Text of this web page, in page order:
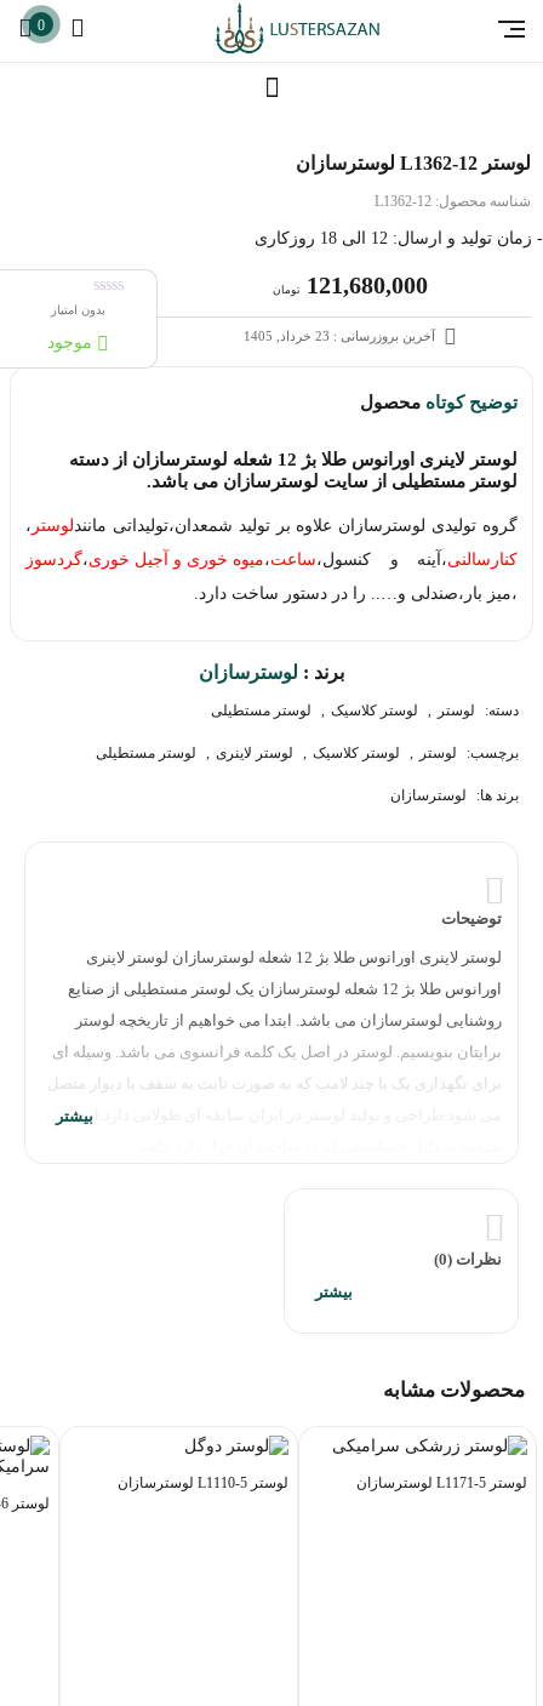
0
لوستر L1362-12 لوسترسازان
شناسه محصول: L1362-12
- زمان تولید و ارسال: 12 الی 18 روزکاری
121,680,000 تومان
آخرین بروزرسانی : 23 خرداد, 1405
بدون امتیاز
موجود
توضیح کوتاه محصول
لوستر لاینری اورانوس طلا بژ 12 شعله لوسترسازان از دسته
لوستر مستطیلی از سایت لوسترسازان می باشد.
گروه تولیدی لوسترسازان علاوه بر تولید شمعدان،تولیداتی مانندلوستر ،
کنارسالنی،آینه و کنسول،ساعت،میوه خوری و آجیل خوری،گردسوز
،میز بار،صندلی و….. را در دستور ساخت دارد.
برند : لوسترسازان
دسته: لوستر , لوستر کلاسیک , لوستر مستطیلی
برچسب: لوستر , لوستر کلاسیک , لوستر لاینری , لوستر مستطیلی
برند ها: لوسترسازان
توضیحات
لوستر لاینری اورانوس طلا بژ 12 شعله لوسترسازان لوستر لاینری
اورانوس طلا بژ 12 شعله لوسترسازان یک لوستر مستطیلی از صنایع
روشنایی لوسترسازان می باشد. ابتدا می خواهیم از تاریخچه لوستر
برایتان بنویسیم. لوستر در اصل یک کلمه فرانسوی می باشد. وسیله ای
برای نگهداری یک یا چند لامپ که به صورت ثابت به سقف یا دیوار متصل
می شود.طراحی و تولید لوستر در ایران سابقه ای طولانی دارد.این
نظرات (0)
محصولات مشابه
لوستر L1171-5 لوسترسازان لوستر L1110-5 لوسترسازان
لوستر L1178-6 لوسترسازان